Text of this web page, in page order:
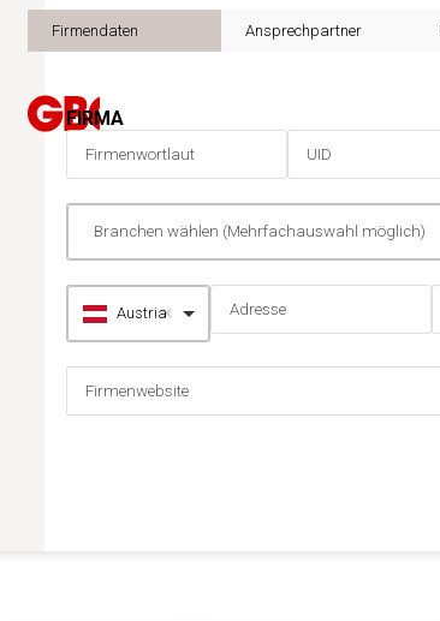
Firmendaten Ansprechpartner
FIRMA
Austria